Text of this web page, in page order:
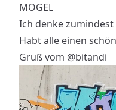
MOGEL
Ich denke zumindest
Habt alle einen
Gruß vom @bitandi